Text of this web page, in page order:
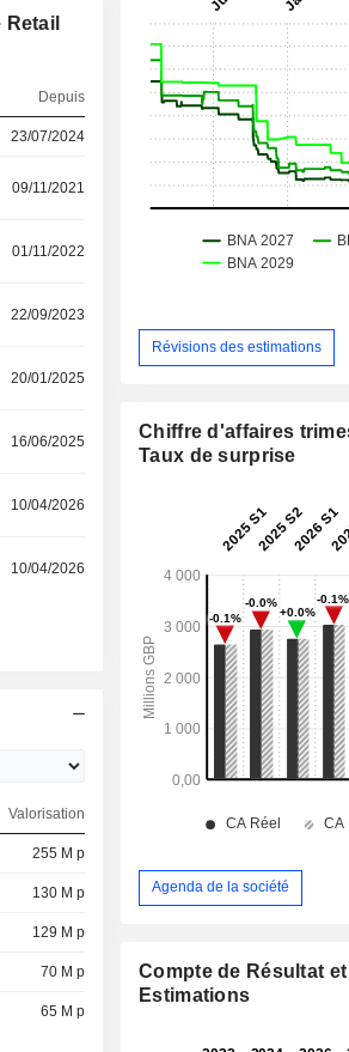
Depuis
23/07/2024
09/11/2021
01/11/2022
22/09/2023
20/01/2025
16/06/2025
10/04/2026
10/04/2026
Valorisation
255 M p
130 M p
129 M p
70 M p
65 M p
Révisions des estimations
Chiffre d'affaires
Taux de surprise
Agenda de la société
Compte de Résultat et
Estimations